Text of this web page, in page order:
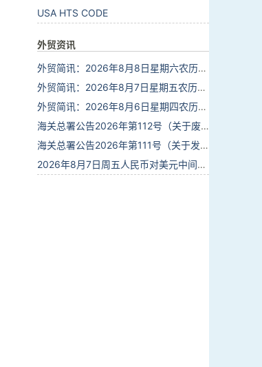
USA HTS CODE
外贸资讯
外贸简讯：2026年8月8日星期六农历六月廿六
外贸简讯：2026年8月7日星期五农历六月廿五
外贸简讯：2026年8月6日星期四农历六月廿四
海关总署公告2026年第112号（关于废止部分卫生检疫类规范性文件的公告）
海关总署公告2026年第111号（关于发布《进出境动植物检疫处理监督管理工作规定》《进出境卫生处理监督管理工作规定》的公告）
2026年8月7日周五人民币对美元中间价报6.7904调贬9个基点